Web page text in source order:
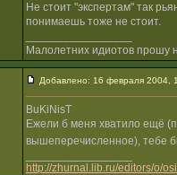
Не стоит "экспертам" так
понимаешь тоже не стоит.
Малолетних идиотов прошу
Добавлено: 16 февраля 2004,
BuKiNisT
Ежели б меня хватило ещё
вышеперечисленное), тебе
http://zhurnal.lib.ru/editors/o/